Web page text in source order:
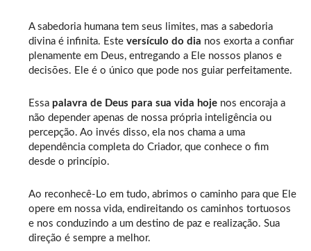
A sabedoria humana tem seus limites, mas a sabedoria
divina é infinita. Este versículo do dia nos exorta a confiar
plenamente em Deus, entregando a Ele nossos planos e
decisões. Ele é o único que pode nos guiar perfeitamente.
Essa palavra de Deus para sua vida hoje nos encoraja a
não depender apenas de nossa própria inteligência ou
percepção. Ao invés disso, ela nos chama a uma
dependência completa do Criador, que conhece o fim
desde o princípio.
Ao reconhecê-Lo em tudo, abrimos o caminho para que Ele
opere em nossa vida, endireitando os caminhos tortuosos
e nos conduzindo a um destino de paz e realização. Sua
direção é sempre a melhor.